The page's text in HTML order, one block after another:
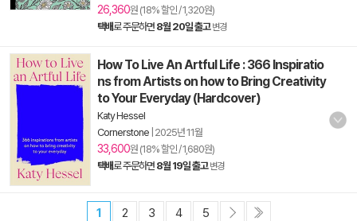
26,360원 (18% 할인 / 1,320원)
택배로 주문하면 8월 20일 출고 변경
How To Live An Artful Life : 366 Inspiratio
ns from Artists on how to Bring Creativity
to Your Everyday (Hardcover)
Katy Hessel
Cornerstone 2025년 11월
33,600원 (18% 할인 / 1,680원)
택배로 주문하면 8월 19일 출고 변경
1 2 3 4 5